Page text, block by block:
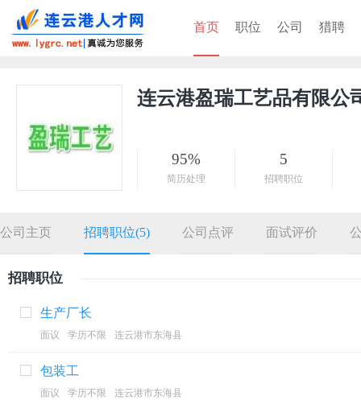
首页 职位 公司 猎聘
连云港盈瑞工艺品有限公
95%
简历处理
5
招聘职位
公司主页 招聘职位(5) 公司点评 面试评价
招聘职位
生产厂长
面议 学历不限 连云港市东海县
包装工
面议 学历不限 连云港市东海县